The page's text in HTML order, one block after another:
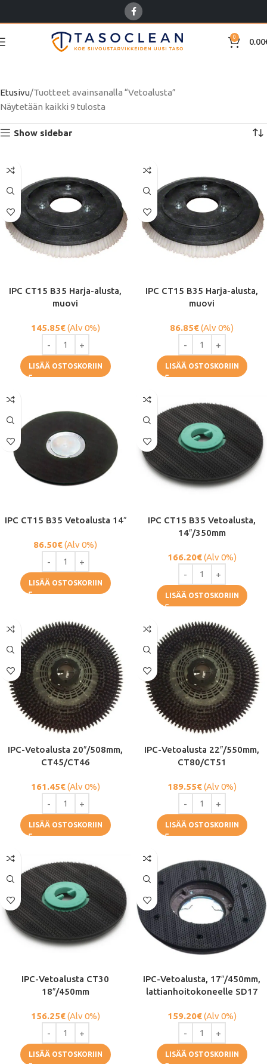
0 0.00
Etusivu Tuotteet avainsanalla “Vetoalusta”
Näytetään kaikki 9 tulosta
Show sidebar
IPC CT15 B35 Harja-alusta,
muovi
145.85€(Alv 0%)
LISÄÄ OSTOSKORIIN
IPC CT15 B35 Harja-alusta,
muovi
86.85€(Alv 0%)
LISÄÄ OSTOSKORIIN
IPC CT15 B35 Vetoalusta 14″
86.50€(Alv 0%)
LISÄÄ OSTOSKORIIN
IPC CT15 B35 Vetoalusta,
14″/350mm
166.20€(Alv 0%)
LISÄÄ OSTOSKORIIN
IPC-Vetoalusta 20″/508mm,
CT45/CT46
161.45€(Alv 0%)
LISÄÄ OSTOSKORIIN
IPC-Vetoalusta 22″/550mm,
CT80/CT51
189.55€(Alv 0%)
LISÄÄ OSTOSKORIIN
IPC-Vetoalusta CT30
18″/450mm
156.25€(Alv 0%)
LISÄÄ OSTOSKORIIN
IPC-Vetoalusta, 17″/450mm,
lattianhoitokoneelle SD17
159.20€(Alv 0%)
LISÄÄ OSTOSKORIIN